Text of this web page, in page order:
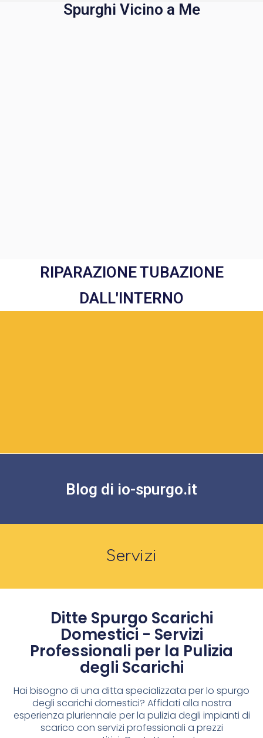
Spurghi Vicino a Me
RIPARAZIONE TUBAZIONE
DALL'INTERNO
Blog di io-spurgo.it
Servizi
Ditte Spurgo Scarichi
Domestici - Servizi
Professionali per la Pulizia
degli Scarichi
Hai bisogno di una ditta specializzata per lo spurgo
degli scarichi domestici? Affidati alla nostra
esperienza pluriennale per la pulizia degli impianti di
scarico con servizi professionali a prezzi